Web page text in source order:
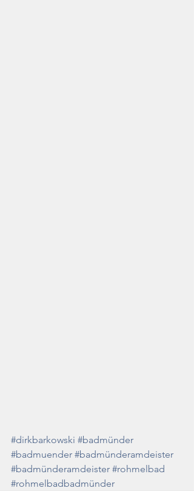
#dirkbarkowski #badmünder
#badmuender #badmünderamdeister
#badmünderamdeister #rohmelbad
#rohmelbadbadmünder